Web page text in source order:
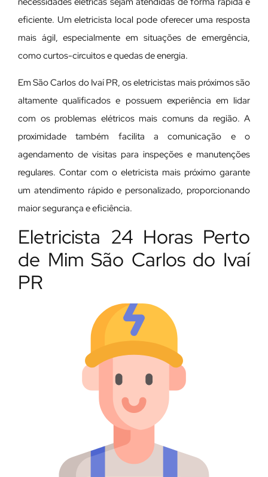
eficiente. Um eletricista local pode oferecer uma resposta
mais ágil, especialmente em situações de emergência,
como curtos-circuitos e quedas de energia.
Em São Carlos do Ivaí PR, os eletricistas mais próximos são
altamente qualificados e possuem experiência em lidar
com os problemas elétricos mais comuns da região. A
proximidade também facilita a comunicação e o
agendamento de visitas para inspeções e manutenções
regulares. Contar com o eletricista mais próximo garante
um atendimento rápido e personalizado, proporcionando
maior segurança e eficiência.
Eletricista 24 Horas Perto
de Mim São Carlos do Ivaí
PR